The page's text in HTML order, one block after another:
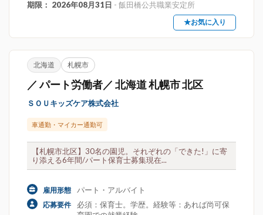
期限： 2026年08月31日 - 飯田橋公共職業安定所
★お気に入り
北海道 札幌市
／ パート労働者／ 北海道 札幌市 北区
ＳＯＵキッズケア株式会社
車通勤・マイカー通勤可
【札幌市北区】30名の園児。それぞれの「できた!」に寄
り添える6年間/パート保育士募集現在...
雇用形態 パート・アルバイト
応募要件
必須：保育士。学歴。経験等：あれば尚可保